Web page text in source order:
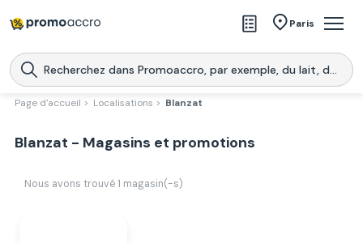
Paris
Magasins
Produits
Promoaccro
Page d'accueil > Localisations > Blanzat
Blanzat - Magasins et promotions
Nous avons trouvé 1 magasin(-s)